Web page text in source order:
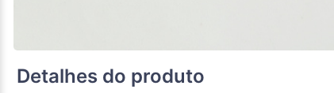
Detalhes do produto